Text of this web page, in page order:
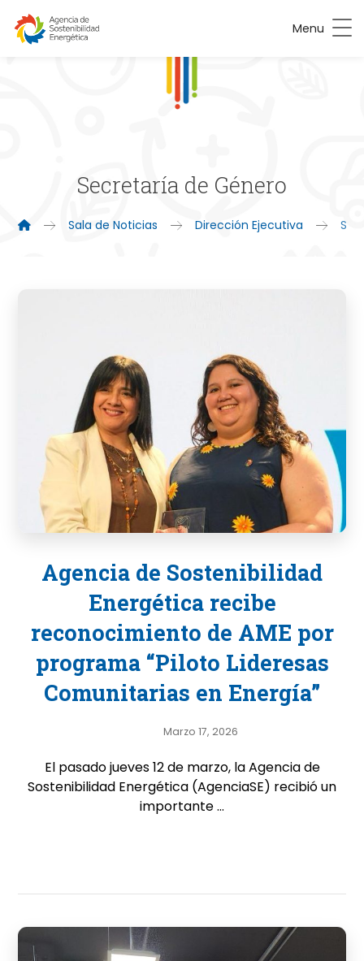
Menu
Secretaría de Género
Sala de Noticias Dirección Ejecutiva
Agencia de Sostenibilidad
Energética recibe
reconocimiento de AME por
programa “Piloto Lideresas
Comunitarias en Energía”
Marzo 17, 2026
El pasado jueves 12 de marzo, la Agencia de
Sostenibilidad Energética (AgenciaSE) recibió un
importante ...